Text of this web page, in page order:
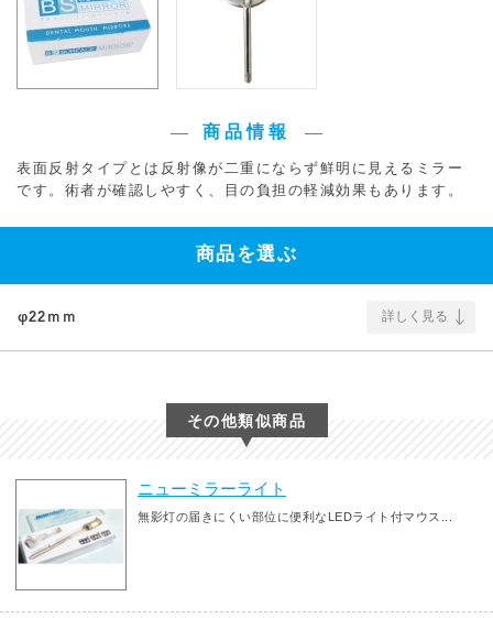
商品情報
表面反射タイプとは反射像が二重にならず鮮明に見えるミラー
です。術者が確認しやすく、目の負担の軽減効果もあります。
商品を選ぶ
φ22ｍｍ 詳しく見る
その他類似商品
ニューミラーライト
無影灯の届きにくい部位に便利なLEDライト付マウス...